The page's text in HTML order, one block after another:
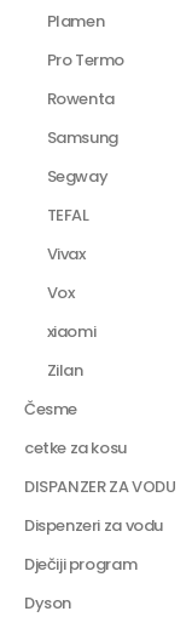
Plamen
Pro Termo
Rowenta
Samsung
Segway
TEFAL
Vivax
Vox
xiaomi
Zilan
Česme
cetke za kosu
DISPANZER ZA VODU
Dispenzeri za vodu
Dječiji program
Dyson